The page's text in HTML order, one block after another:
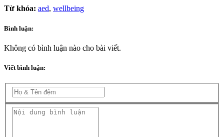
Từ khóa: aed, wellbeing
Bình luận:
Không có bình luận nào cho bài viết.
Viết bình luận: